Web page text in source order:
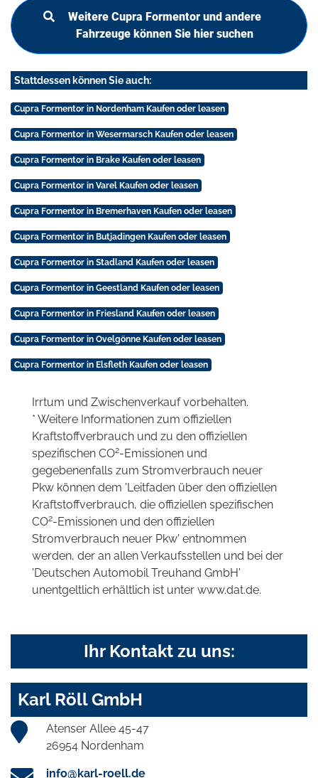
Weitere Cupra Formentor und andere
Fahrzeuge können Sie hier suchen
Stattdessen können Sie auch:
Cupra Formentor in Nordenham Kaufen oder leasen
Cupra Formentor in Wesermarsch Kaufen oder leasen
Cupra Formentor in Brake Kaufen oder leasen
Cupra Formentor in Varel Kaufen oder leasen
Cupra Formentor in Bremerhaven Kaufen oder leasen
Cupra Formentor in Butjadingen Kaufen oder leasen
Cupra Formentor in Stadland Kaufen oder leasen
Cupra Formentor in Geestland Kaufen oder leasen
Cupra Formentor in Friesland Kaufen oder leasen
Cupra Formentor in Ovelgönne Kaufen oder leasen
Cupra Formentor in Elsfleth Kaufen oder leasen
Irrtum und Zwischenverkauf vorbehalten.
* Weitere Informationen zum offiziellen
Kraftstoffverbrauch und zu den offiziellen
spezifischen CO2-Emissionen und
gegebenenfalls zum Stromverbrauch neuer
Pkw können dem 'Leitfaden über den offiziellen
Kraftstoffverbrauch, die offiziellen spezifischen
CO2-Emissionen und den offiziellen
Stromverbrauch neuer Pkw' entnommen
werden, der an allen Verkaufsstellen und bei der
'Deutschen Automobil Treuhand GmbH'
unentgeltlich erhältlich ist unter www.dat.de.
Ihr Kontakt zu uns:
Karl Röll GmbH
Atenser Allee 45-47
26954 Nordenham
info@karl-roell.de